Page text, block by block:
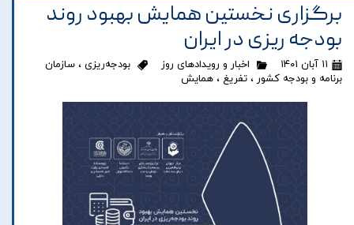
برگزاری نخستین همایش بهبود روند
بودجه ریزی در ایران
۱۱ آبان ۱۴۰۱ اخبار و رویدادهای روز بودجه‌ریزی ، سازمان
برنامه و بودجه کشور ، تفریغ ، همایش